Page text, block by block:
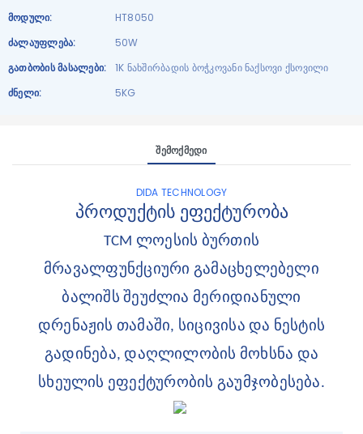
Მოდული:
HT8050
Ძალაუფლება:
50W
Გათბობის Მასალები:
1K ნახშირბადის ბოჭკოვანი ნაქსოვი ქსოვილი
Ძნელი:
5KG
Შემოქმედი
DIDA TECHNOLOGY
პროდუქტის ეფექტურობა
TCM ლოესის ბურთის
მრავალფუნქციური გამაცხელებელი
ბალიშს შეუძლია მერიდიანული
დრენაჟის თამაში, სიცივისა და ნესტის
გადინება, დაღლილობის მოხსნა და
სხეულის ეფექტურობის გაუმჯობესება.